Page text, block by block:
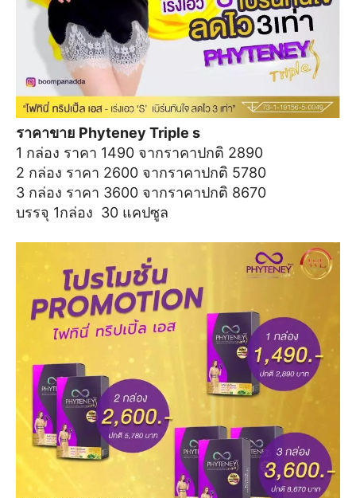
ราคาขาย Phyteney Triple s
1 กล่อง ราคา 1490 จากราคาปกติ 2890
2 กล่อง ราคา 2600 จากราคาปกติ 5780
3 กล่อง ราคา 3600 จากราคาปกติ 8670
บรรจุ 1กล่อง 30 แคปซูล